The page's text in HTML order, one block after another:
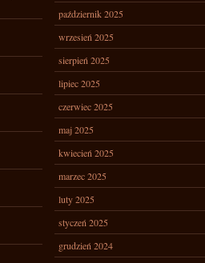
październik 2025
wrzesień 2025
sierpień 2025
lipiec 2025
czerwiec 2025
maj 2025
kwiecień 2025
marzec 2025
luty 2025
styczeń 2025
grudzień 2024